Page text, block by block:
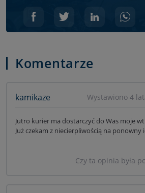
Komentarze
kamikaze Wystawiono 4
Jutro kurier ma dostarczyć do Was moje
Już czekam z niecierpliwością na ponowny
Czy ta opinia była